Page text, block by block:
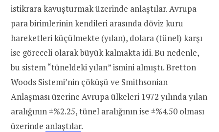
istikrara kavuşturmak üzerinde anlaştılar. Avrupa
para birimlerinin kendileri arasında döviz kuru
hareketleri küçülmekte (yılan), dolara (tünel) karşı
ise göreceli olarak büyük kalmakta idi. Bu nedenle,
bu sistem “tüneldeki yılan” ismini almıştı. Bretton
Woods Sistemi’nin çöküşü ve Smithsonian
Anlaşması üzerine Avrupa ülkeleri 1972 yılında yılan
aralığının ±%2.25, tünel aralığının ise ±%4.50 olması
üzerinde anlaştılar.